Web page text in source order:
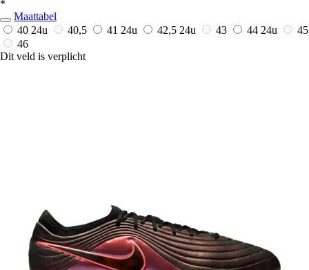
*
Maattabel
40 24u 40,5 41 24u 42,5 24u 43 44 24u
45
46
Dit veld is verplicht